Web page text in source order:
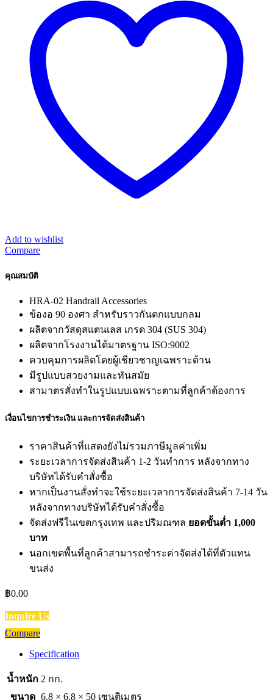
Add to wishlist
Compare
คุณสมบัติ
HRA-02 Handrail Accessories
ข้องอ 90 องศา สำหรับราวกันตกแบบกลม
ผลิตจากวัสดุสแตนเลส เกรด 304 (SUS 304)
ผลิตจากโรงงานได้มาตรฐาน ISO:9002
ควบคุมการผลิตโดยผู้เชียวชาญเฉพราะด้าน
มีรูปแบบสวยงามและทันสมัย
สามาตรสั่งทำในรูปแบบเฉพราะตามที่ลูกค้าต้องการ
เงื่อนไขการชำระเงิน และการจัดส่งสินค้า
ราคาสินค้าที่แสดงยังไม่รวมภาษีมูลค่าเพิ่ม
ระยะเวลาการจัดส่งสินค้า 1-2 วันทำการ หลังจากทาง
บริษัทได้รับคำสั่งซื้อ
หากเป็นงานสั่งทำจะใช้ระยะเวลาการจัดส่งสินค้า 7-14 วัน
หลังจากทางบริษัทได้รับคำสั่งซื้อ
จัดส่งฟรีในเขตกรุงเทพ และปริมณฑล ยอดขั้นต่ำ 1,000
บาท
นอกเขตพื้นที่ลูกค้าสามารถชำระค่าจัดส่งได้ที่ตัวแทน
ขนส่ง
฿0.00
Inquire Us
Compare
Specification
น้ำหนัก 2 กก.
ขนาด 6.8 × 6.8 × 50 เซนติเมตร